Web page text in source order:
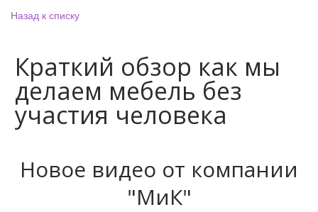
Назад к списку
Краткий обзор как мы
делаем мебель без
участия человека
Новое видео от компании
"МиК"